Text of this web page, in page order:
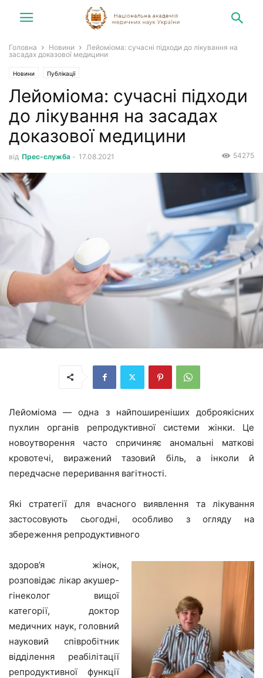
Головна Новини
Лейоміома: сучасні підходи до лікування на
засадах доказової медицини
Новини Публікації
Лейоміома: сучасні підходи
до лікування на засадах
доказової медицини
від Прес-служба - 17.08.2021 54275
Лейоміома — одна з найпоширеніших доброякісних
пухлин органів репродуктивної системи жінки. Це
новоутворення часто спричиняє аномальні маткові
кровотечі, виражений тазовий біль, а інколи й
передчасне переривання вагітності.
Які стратегії для вчасного виявлення та лікування
застосовують сьогодні, особливо з огляду на
збереження репродуктивного
здоров’я жінок,
розповідає лікар акушер-
гінеколог вищої
категорії, доктор
медичних наук, головний
науковий співробітник
відділення реабілітації
репродуктивної функції